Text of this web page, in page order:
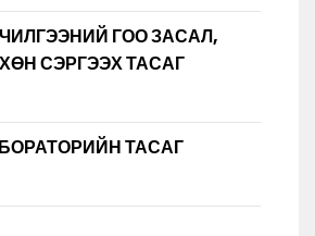
ГОО ЗАСАЛ,
СЭРГЭЭХ ТАСАГ
ТАСАГ